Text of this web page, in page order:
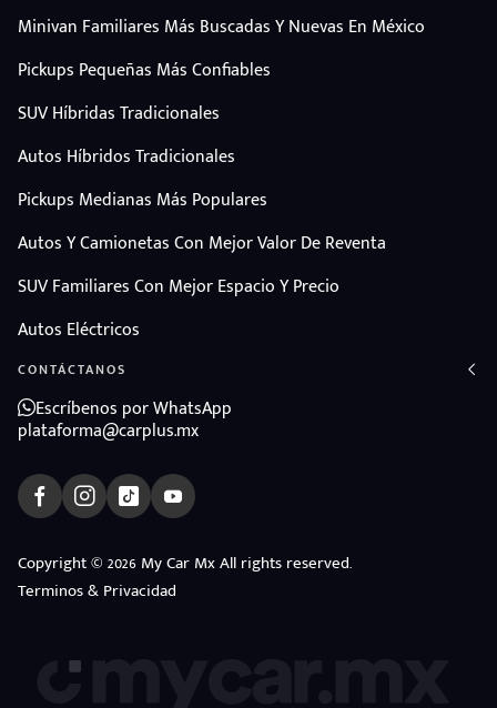
Minivan Familiares Más Buscadas Y Nuevas En México
Pickups Pequeñas Más Confiables
SUV Híbridas Tradicionales
Autos Híbridos Tradicionales
Pickups Medianas Más Populares
Autos Y Camionetas Con Mejor Valor De Reventa
SUV Familiares Con Mejor Espacio Y Precio
Autos Eléctricos
CONTÁCTANOS
Escríbenos por WhatsApp
plataforma@carplus.mx
Copyright © 2026 My Car Mx All rights reserved.
Terminos & Privacidad